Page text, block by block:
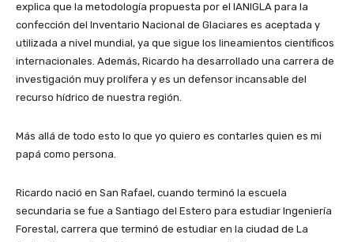
explica que la metodología propuesta por el IANIGLA para la
confección del Inventario Nacional de Glaciares es aceptada y
utilizada a nivel mundial, ya que sigue los lineamientos científicos
internacionales. Además, Ricardo ha desarrollado una carrera de
investigación muy prolífera y es un defensor incansable del
recurso hídrico de nuestra región.
Más allá de todo esto lo que yo quiero es contarles quien es mi
papá como persona.
Ricardo nació en San Rafael, cuando terminó la escuela
secundaria se fue a Santiago del Estero para estudiar Ingeniería
Forestal, carrera que terminó de estudiar en la ciudad de La